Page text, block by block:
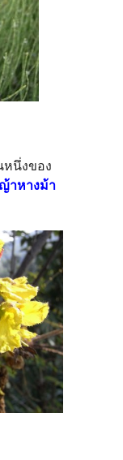
หนึ่งของ
าหางม้า